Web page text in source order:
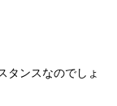
タンスなのでしょ